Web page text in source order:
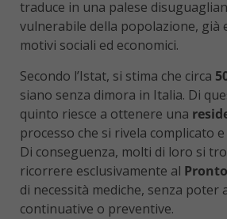
traduce in una palese
vulnerabile della popolazione, già
motivi sociali ed economici.
Secondo l’Istat, si stima che circa
siano senza dimora in Italia. Di
quinto riesce a ottenere una
processo che si rivela complicato
Di conseguenza, molti di loro si
ricorrere esclusivamente al
di necessità mediche, senza poter
continuative o preventive.